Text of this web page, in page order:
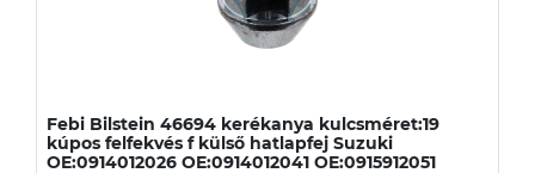
Febi Bilstein 46694 kerékanya kulcsméret:19
kúpos felfekvés f külső hatlapfej Suzuki
OE:0914012026 OE:0914012041 OE:0915912051